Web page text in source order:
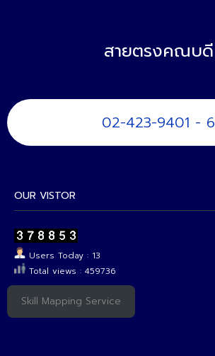
สายตรงคณบดี
02-423-9401 - 6
OUR VISTOR
Users Today : 13
Total views : 459736
Skill Mapping Service